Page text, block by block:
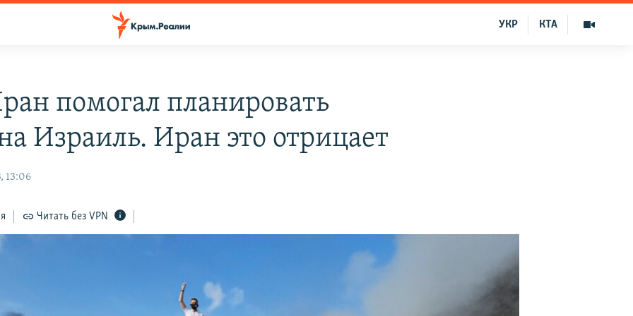
КТА
УКР
помогал планировать
Израиль. Иран это отрицает
13:06
Читать без VPN